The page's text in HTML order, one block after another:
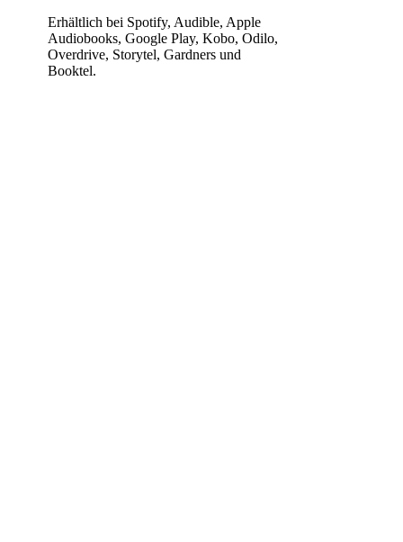
Erhältlich bei Spotify, Audible, Apple
Audiobooks, Google Play, Kobo, Odilo,
Overdrive, Storytel, Gardners und
Booktel.